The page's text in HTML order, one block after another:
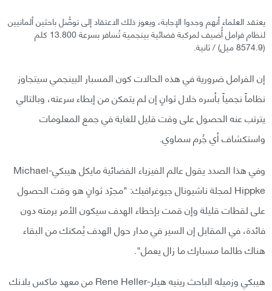
يعتقد العلماء أنهم وجدوا الإجابة، ويعوز ذلك الاعتقاد إلى توصُّل باحثين ألمانيين
لنظام فرامل أُضيف لمركبة فضائية بينجمية تُسافر بسرعة 13.800 كلم
(8574.9 ميل) / ثانية.
إن الفرامل ضرورية في هذه الحالات كون المسبار البينجمي سيتجاوز
نظاماً نجمياً بأسره خلال ثوانٍ إن لم يتمكن من إبطاء سرعته، وبالتالي
يترتب عنه الحصول على وقت قليل للغاية في جمع المعلومات
واستكشاف أي جُرم سماوي.
وفي هذا الصدد يقول عالم الفيزياء الفضائية مايكل هيبكي-Michael
Hippke لمجلة ناشيونال جيوغرافيك: "مجرّد ثوانٍ هو وقت الحصول
على لقطات قليلة وإن قمت بإخطاء الهدف سيكون الأمر برمته دون
فائدة، في المقابل إن السير في مدار حول الهدف يُمكنك من البقاء
هناك طالما مسبارك ما زال يعمل".
هيبكي وزميله الباحث رينيه هيلر-Rene Heller من معهد ماكس بلانك